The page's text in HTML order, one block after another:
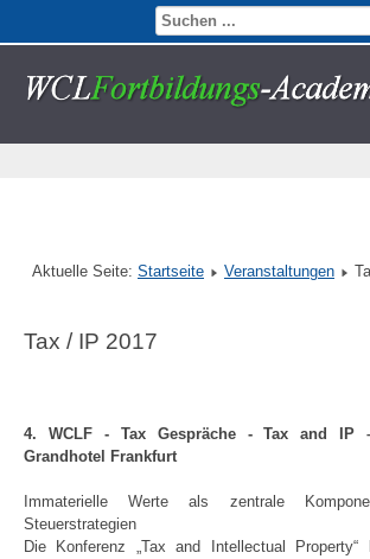
Aktuelle Seite: Startseite Veranstaltungen
Tax / IP 2017
4. WCLF - Tax Gespräche - Tax and IP
Grandhotel Frankfurt
Immaterielle Werte als zentrale
Steuerstrategien
Die Konferenz „Tax and Intellectual